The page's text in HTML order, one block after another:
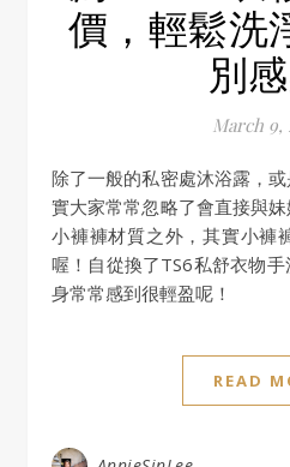
價，輕鬆洗
別
March 9,
除了一般的私密處沐浴露，或是蔓越莓益生菌以外，其
實大家常常忽略了會直接與
小褲褲材質之外，其實小褲
喔！自從換了TS6私舒衣物
身常常感到很輕盈呢！
READ